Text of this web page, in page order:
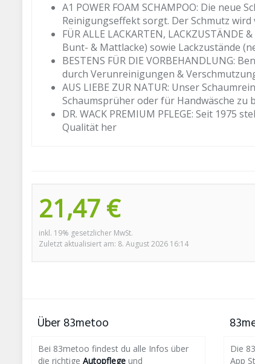
A1 POWER FOAM SCHAMPOO: Die
Reinigungseffekt sorgt. Der Schmutz
FÜR ALLE LACKARTEN,
Bunt- & Mattlacke) sowie Lackzustände
BESTENS FÜR DIE VORBEHANDLUNG:
durch Verunreinigungen &
AUS LIEBE ZUR NATUR: Unser
Schaumsprüher oder für Handwäsche zu
DR. WACK PREMIUM PFLEGE: Seit
Qualität her
21,47 €
inkl. 19% gesetzlicher MwSt.
Zuletzt aktualisiert am: 8. August 2026 16:14
Über 83metoo
Bei 83metoo findest du alle Infos über
die richtige Autopflege und
Die
App